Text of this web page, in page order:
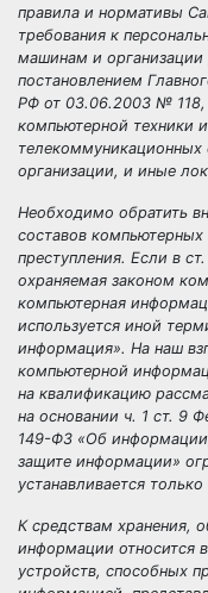
правила и нормативы
требования к
машинам и
постановлением
РФ от 03.06.2003 № 118,
компьютерной техники
телекоммуникационных
организации, и иные
Необходимо обратить
составов
преступления. Если в
охраняемая законом
компьютерная
используется иной
информация». На наш
компьютерной
на квалификацию
на основании ч. 1 ст. 9
149-ФЗ «Об
защите информации»
устанавливается
К средствам хранения,
информации относится
устройств, способных